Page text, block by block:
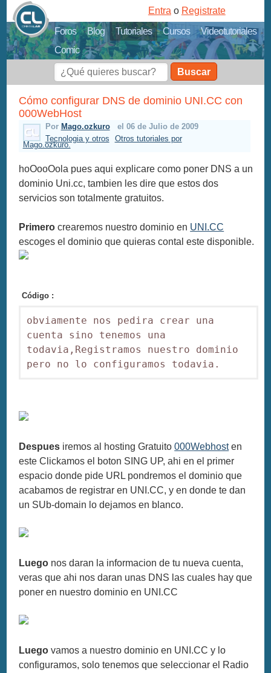
Foros Blog Tutoriales Cursos
Videotutoriales
Comic
Entra o Registrate
Buscar
Cómo configurar DNS de dominio UNI.CC con
000WebHost
Por Mago.ozkuro
el 06 de Julio de 2009
Tecnologia y otros
Otros tutoriales por
Mago.ozkuro.
hoOooOola pues aqui explicare como poner DNS a un
dominio Uni.cc, tambien les dire que estos dos
servicios son totalmente gratuitos.
Primero crearemos nuestro dominio en UNI.CC
escoges el dominio que quieras contal este disponible.
Código :
obviamente nos pedira crear una
cuenta sino tenemos una
todavia,Registramos nuestro dominio
pero no lo configuramos todavia.
Despues iremos al hosting Gratuito000Webhosten
este Clickamos el boton SING UP, ahi en el primer
espacio donde pide URL pondremos el dominio que
acabamos de registrar en UNI.CC, y en donde te dan
un SUb-domain lo dejamos en blanco.
Luego nos daran la informacion de tu nueva cuenta,
veras que ahi nos daran unas DNS las cuales hay que
poner en nuestro dominio en UNI.CC
Luego vamos a nuestro dominio en UNI.CC y lo
configuramos, solo tenemos que seleccionar el Radio